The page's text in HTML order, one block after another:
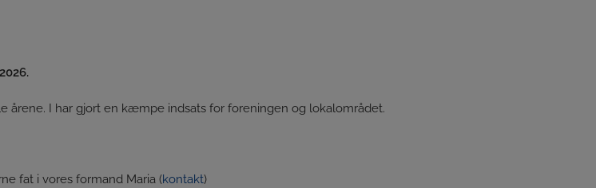
I har gjort en kæmpe indsats for foreningen og lokalområdet.
fat i vores formand Maria (kontakt)